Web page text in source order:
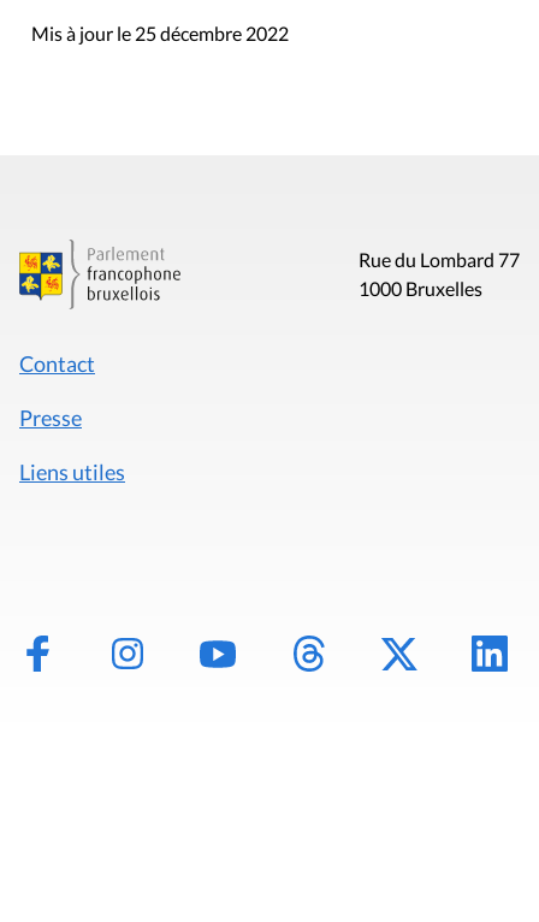
Mis à jour le 25 décembre 2022
Rue du Lombard 77
1000 Bruxelles
Contact
Presse
Liens utiles